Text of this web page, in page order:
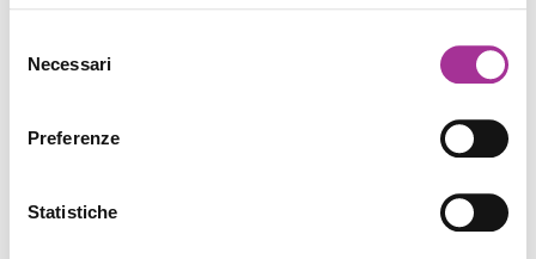
delNecessari
Preferenze
Statistiche